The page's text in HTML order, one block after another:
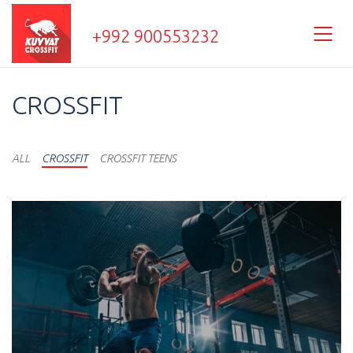
+992 900553232
CROSSFIT
ALL CROSSFIT CROSSFIT TEENS